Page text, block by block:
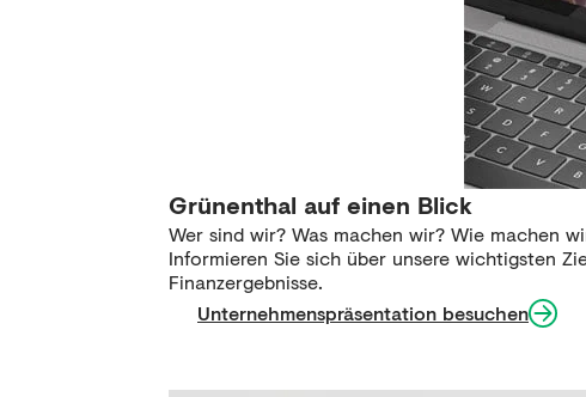
Grünenthal auf einen Blick
Wer sind wir? Was machen wir? Wie machen
Informieren Sie sich über unsere wichtigsten
Finanzergebnisse.
Unternehmenspräsentation besuchen